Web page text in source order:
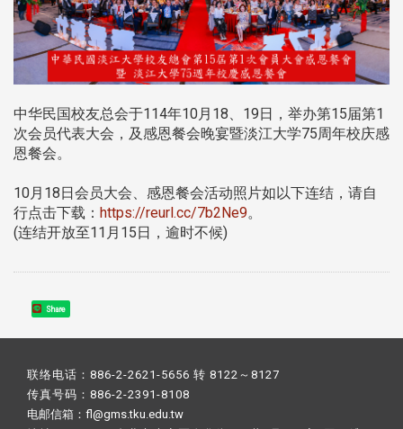
中华民国校友总会于114年10月18、19日，举办第15届第1
次会员代表大会，及感恩餐会晚宴暨淡江大学75周年校庆感
恩餐会。
10月18日会员大会、感恩餐会活动照片如以下连结，请自
行点击下载： https://reurl.cc/7b2Ne9。
(连结开放至11月15日，逾时不候)
Share
联络电话：886-2-2621-5656 转 8122～8127
传真号码：886-2-2391-8108
电邮信箱：fl@gms.tku.edu.tw